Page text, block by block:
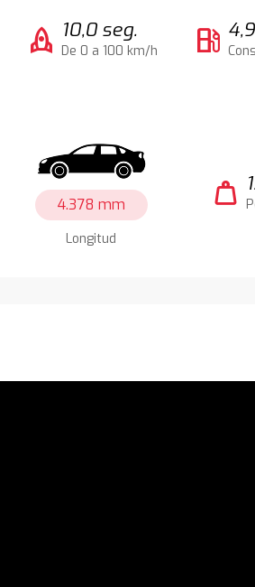
rocket 10,0 seg.
De 0 a 100 km/h local_gas_station
4.378 mm
Longitud
weight